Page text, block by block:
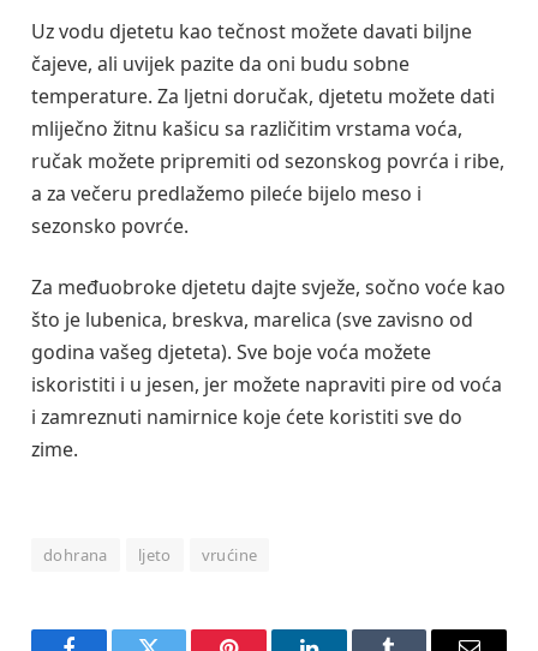
Uz vodu djetetu kao tečnost možete davati biljne
čajeve, ali uvijek pazite da oni budu sobne
temperature. Za ljetni doručak, djetetu možete dati
mliječno žitnu kašicu sa različitim vrstama voća,
ručak možete pripremiti od sezonskog povrća i ribe,
a za večeru predlažemo pileće bijelo meso i
sezonsko povrće.
Za međuobroke djetetu dajte svježe, sočno voće kao
što je lubenica, breskva, marelica (sve zavisno od
godina vašeg djeteta). Sve boje voća možete
iskoristiti i u jesen, jer možete napraviti pire od voća
i zamreznuti namirnice koje ćete koristiti sve do
zime.
dohrana ljeto vrućine